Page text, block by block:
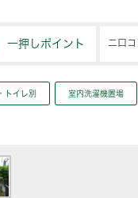
一押しポイント 二口
トイレ別 室内洗濯機置場